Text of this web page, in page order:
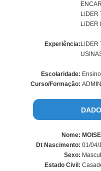
LIDER
LIDER
Experiência: LIDER
Escolaridade:
Curso/Formação:
Nome:
Dt Nascimento: 01/04/
Sexo:
Estado Civil: